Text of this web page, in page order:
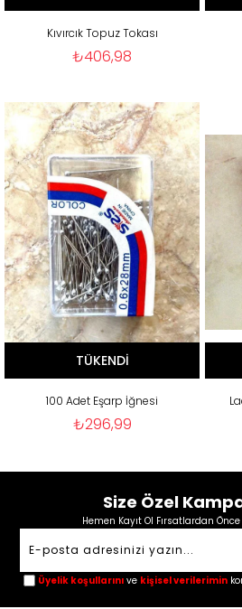
Kıvırcık Topuz Tokası
₺406,98
TÜKENDI
100 Adet Eşarp İğnesi
₺296,99
Size Özel
Hemen Kayıt Ol Fırsatlardan
Üyelik koşullarını ve kişisel verilerimin